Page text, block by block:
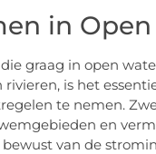
in
graag in open
rivieren, is het
te nemen.
en
bewust van de